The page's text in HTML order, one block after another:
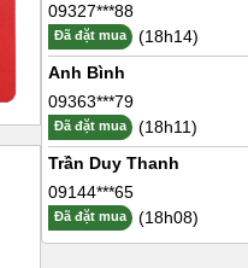
09327***88
Đã đặt mua
(18h14)
Anh Bình
09363***79
Đã đặt mua
(18h11)
Trần Duy Thanh
09144***65
Đã đặt mua (18h08)